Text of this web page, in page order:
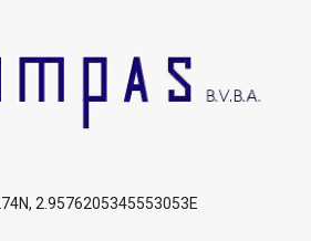
2.9576205345553053E